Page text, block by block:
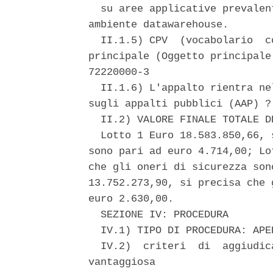
su aree applicative
ambiente datawarehouse.
II.1.5) CPV  (vocabolario
principale (Oggetto principale)
72220000-3
II.1.6) L'appalto rientra
sugli appalti pubblici (AAP)
II.2) VALORE FINALE TOTALE
Lotto 1 Euro 18.583.850,66,
sono pari ad euro 4.714,00;
che gli oneri di sicurezza
13.752.273,90, si precisa
euro 2.630,00.
  SEZIONE IV: PROCEDURA
IV.1) TIPO DI PROCEDURA:
IV.2)  criteri  di
vantaggiosa